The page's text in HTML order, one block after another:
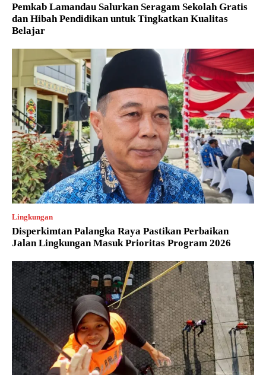
Pemkab Lamandau Salurkan Seragam Sekolah Gratis
dan Hibah Pendidikan untuk Tingkatkan Kualitas
Belajar
Lingkungan
Disperkimtan Palangka Raya Pastikan Perbaikan
Jalan Lingkungan Masuk Prioritas Program 2026